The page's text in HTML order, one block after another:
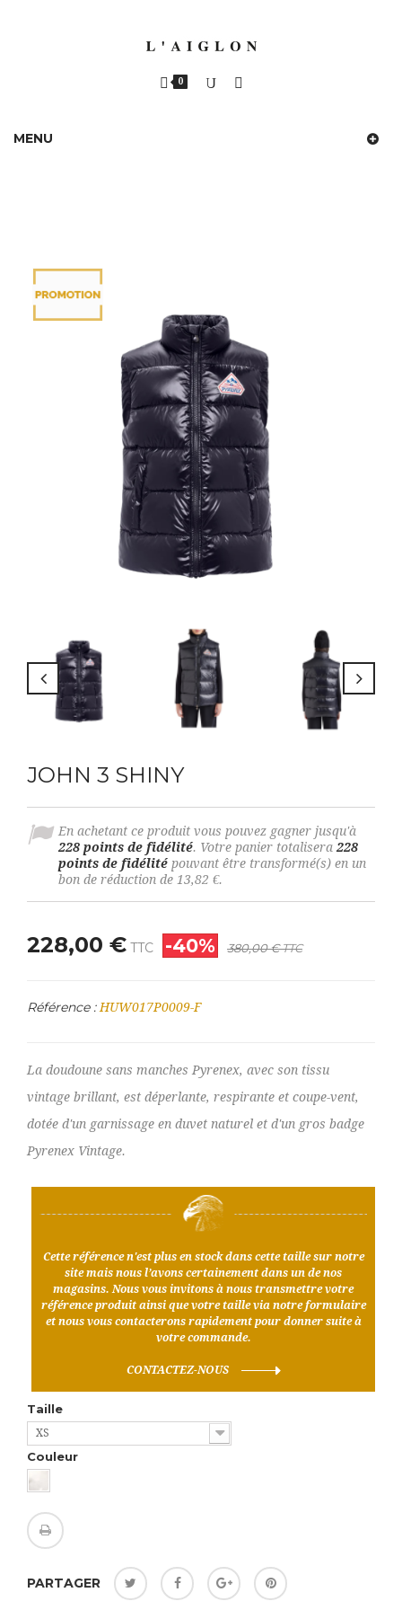
0
MENU
JOHN 3 SHINY
En achetant ce produit vous pouvez gagner jusqu'à
228 points de fidélité. Votre panier totalisera 228
points de fidélité pouvant être transformé(s) en un
bon de réduction de 13,82 €.
228,00 € TTC -40% 380,00 €TTC
Référence : HUW017P0009-F
La doudoune sans manches Pyrenex, avec son tissu
vintage brillant, est déperlante, respirante et coupe-vent,
dotée d'un garnissage en duvet naturel et d'un gros badge
Pyrenex Vintage.
Cette référence n'est plus en stock dans cette taille sur notre
site mais nous l’avons certainement dans un de nos
magasins. Nous vous invitons à nous transmettre votre
référence produit ainsi que votre taille via notre formulaire
et nous vous contacterons rapidement pour donner suite à
votre commande.
CONTACTEZ-NOUS
Taille
XS
Couleur
PARTAGER